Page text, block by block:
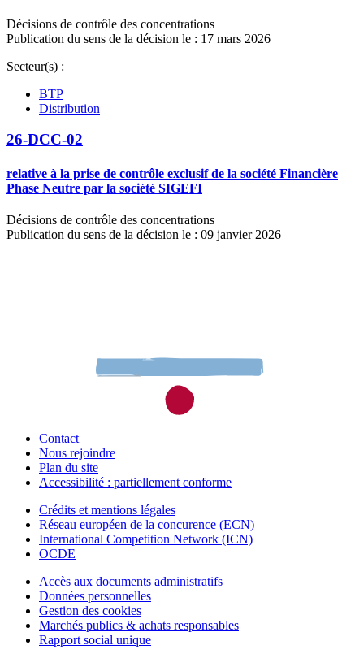
Décisions de contrôle des concentrations
Publication du sens de la décision le : 17 mars 2026
Secteur(s) :
BTP
Distribution
26-DCC-02
relative à la prise de contrôle exclusif de la société Financière
Phase Neutre par la société SIGEFI
Décisions de contrôle des concentrations
Publication du sens de la décision le : 09 janvier 2026
Contact
Nous rejoindre
Plan du site
Accessibilité : partiellement conforme
Crédits et mentions légales
Réseau européen de la concurence (ECN)
International Competition Network (ICN)
OCDE
Accès aux documents administratifs
Données personnelles
Gestion des cookies
Marchés publics & achats responsables
Rapport social unique